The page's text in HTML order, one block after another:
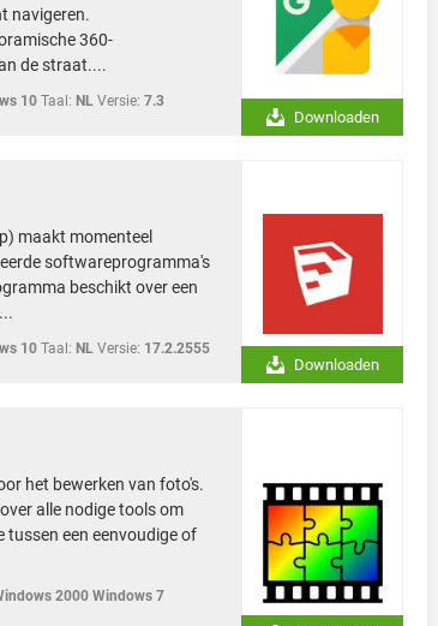
navigeren.
360-
de straat....
10 Taal: NL Versie: 7.3
Downloaden
maakt momenteel
softwareprogramma's
beschikt over een
10 Taal: NL Versie: 17.2.2555
Downloaden
het bewerken van foto's.
alle nodige tools om
tussen een eenvoudige of
2000 Windows 7